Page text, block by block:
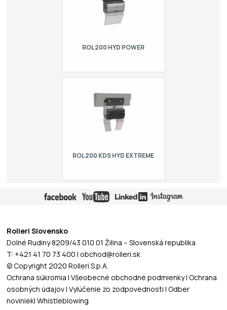
ROL200 HYD POWER
ROL200 KDS HYD EXTREME
horné nástroje typu R1, dĺžka = 150
mm, max. zaťaženie = 1000kN/m
Rolleri Slovensko
Dolné Rudiny 8209/43 010 01 Žilina – Slovenská republika
T: +421 41 70 73 400 | obchod@rolleri.sk
© Copyright 2020 Rolleri S.p.A.
Ochrana súkromia |Všeobecné obchodné podmienky|Ochrana
osobných údajov|Vylúčenie zo zodpovednosti |Odber
noviniek|Whistleblowing